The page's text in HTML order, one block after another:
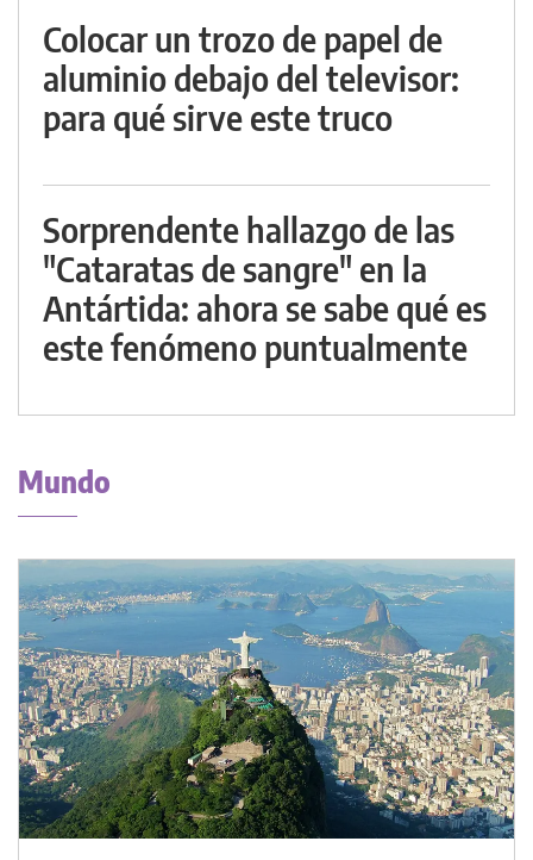
Colocar un trozo de papel de
aluminio debajo del televisor:
para qué sirve este truco
Sorprendente hallazgo de las
"Cataratas de sangre" en la
Antártida: ahora se sabe qué es
este fenómeno puntualmente
Mundo